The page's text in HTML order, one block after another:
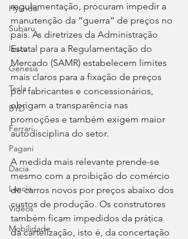
Hyundai
Subaru
Isuzu
Genesis
Tesla
BYD
Ferrari
Pagani
Dacia
Lancia
Videos
Mobilidade
regulamentação, procuram impedir a
manutenção da “guerra” de preços no
país. As diretrizes da Administração
Estatal para a Regulamentação do
Mercado (SAMR) estabelecem limites
mais claros para a fixação de preços
por fabricantes e concessionários,
obrigam a transparência nas
promoções e também exigem maior
autodisciplina do setor.
A medida mais relevante prende-se
mesmo com a proibição do comércio
de carros novos por preços abaixo dos
custos de produção. Os construtores
também ficam impedidos da prática
da cartelização, isto é, da concertação